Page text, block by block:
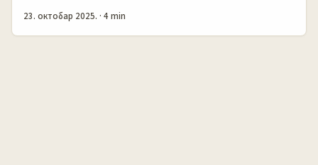
konverziju iz švajcarskog tržišta, saradnja s lokalnim kreatorima
daje direktan uvid u preferencije kupaca — i bolji CTR nego
23. октобар 2025. · 4 min